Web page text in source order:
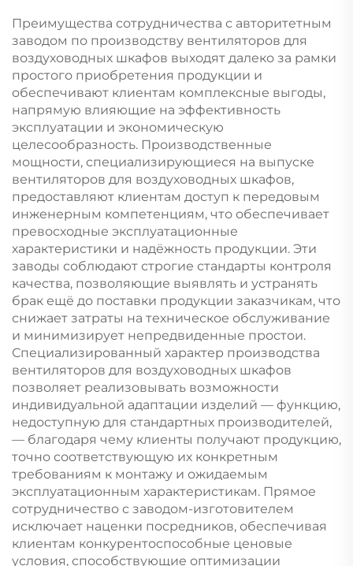
Преимущества сотрудничества с авторитетным
заводом по производству вентиляторов для
воздуховодных шкафов выходят далеко за рамки
простого приобретения продукции и
обеспечивают клиентам комплексные выгоды,
напрямую влияющие на эффективность
эксплуатации и экономическую
целесообразность. Производственные
мощности, специализирующиеся на выпуске
вентиляторов для воздуховодных шкафов,
предоставляют клиентам доступ к передовым
инженерным компетенциям, что обеспечивает
превосходные эксплуатационные
характеристики и надёжность продукции. Эти
заводы соблюдают строгие стандарты контроля
качества, позволяющие выявлять и устранять
брак ещё до поставки продукции заказчикам, что
снижает затраты на техническое обслуживание
и минимизирует непредвиденные простои.
Специализированный характер производства
вентиляторов для воздуховодных шкафов
позволяет реализовывать возможности
индивидуальной адаптации изделий — функцию,
недоступную для стандартных производителей,
— благодаря чему клиенты получают продукцию,
точно соответствующую их конкретным
требованиям к монтажу и ожидаемым
эксплуатационным характеристикам. Прямое
сотрудничество с заводом-изготовителем
исключает наценки посредников, обеспечивая
клиентам конкурентоспособные ценовые
условия, способствующие оптимизации